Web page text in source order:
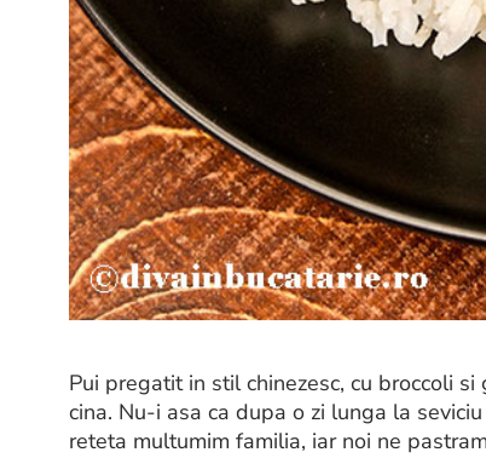
Pui pregatit in stil chinezesc, cu broccoli
cina. Nu-i asa ca dupa o zi lunga la
reteta multumim familia, iar noi ne